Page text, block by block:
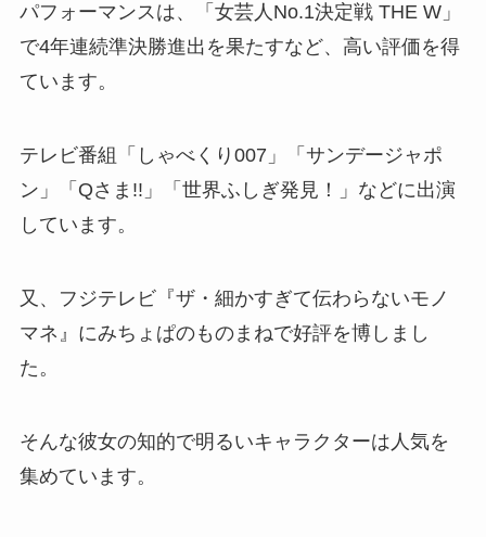
パフォーマンスは、「女芸人No.1決定戦 THE W」
で4年連続準決勝進出を果たすなど、高い評価を得
ています。
テレビ番組「しゃべくり007」「サンデージャポ
ン」「Qさま!!」「世界ふしぎ発見！」などに出演
しています。
又、フジテレビ『ザ・細かすぎて伝わらないモノ
マネ』にみちょぱのものまねで好評を博しまし
た。
そんな彼女の知的で明るいキャラクターは人気を
集めています。